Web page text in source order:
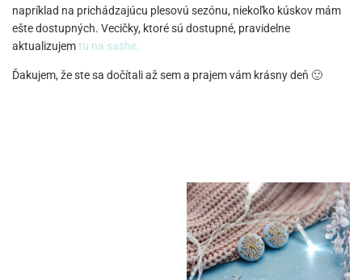
napríklad na prichádzajúcu plesovú sezónu, niekoľko kúskov mám
ešte dostupných. Vecičky, ktoré sú dostupné, pravidelne
aktualizujemtu na sashe.
Ďakujem, že ste sa dočítali až sem a prajem vám krásny deň 🙂